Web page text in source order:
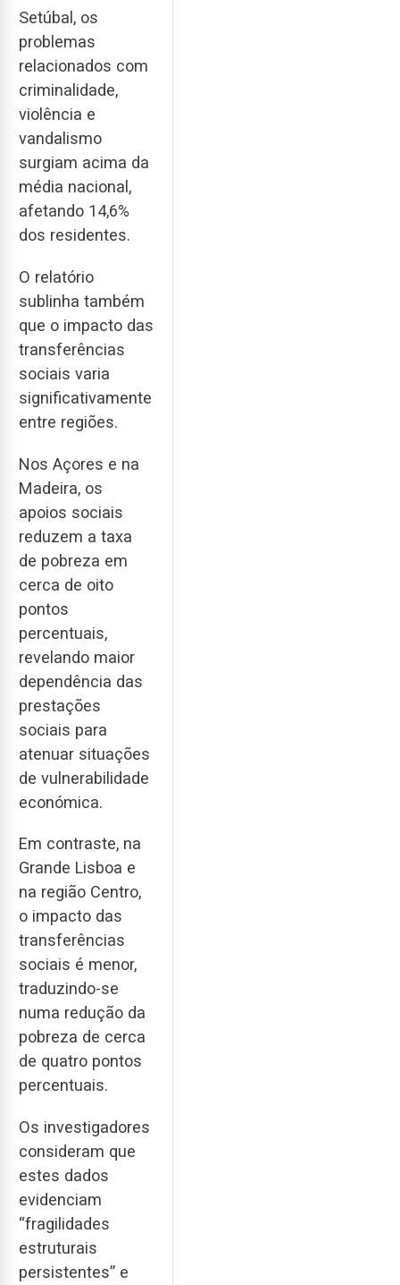
Setúbal, os
problemas
relacionados com
criminalidade,
violência e
vandalismo
surgiam acima da
média nacional,
afetando 14,6%
dos residentes.
O relatório
sublinha também
que o impacto das
transferências
sociais varia
significativamente
entre regiões.
Nos Açores e na
Madeira, os
apoios sociais
reduzem a taxa
de pobreza em
cerca de oito
pontos
percentuais,
revelando maior
dependência das
prestações
sociais para
atenuar situações
de vulnerabilidade
económica.
Em contraste, na
Grande Lisboa e
na região Centro,
o impacto das
transferências
sociais é menor,
traduzindo-se
numa redução da
pobreza de cerca
de quatro pontos
percentuais.
Os investigadores
consideram que
estes dados
evidenciam
“fragilidades
estruturais
persistentes” e